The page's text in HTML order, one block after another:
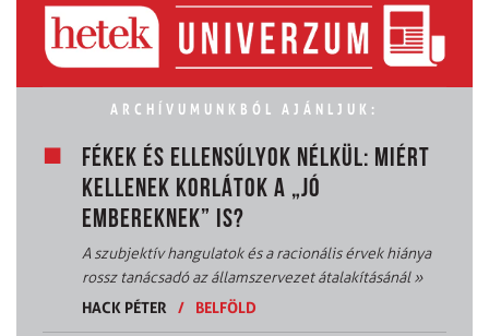
ARCHÍVUMUNKBÓL AJÁNLJUK:
FÉKEK ÉS ELLENSÚLYOK NÉLKÜL: MIÉRT
KELLENEK KORLÁTOK A „JÓ
EMBEREKNEK” IS?
A szubjektív hangulatok és a racionális érvek hiánya
rossz tanácsadó az államszervezet átalakításánál»
HACK PÉTER
/ BELFÖLD